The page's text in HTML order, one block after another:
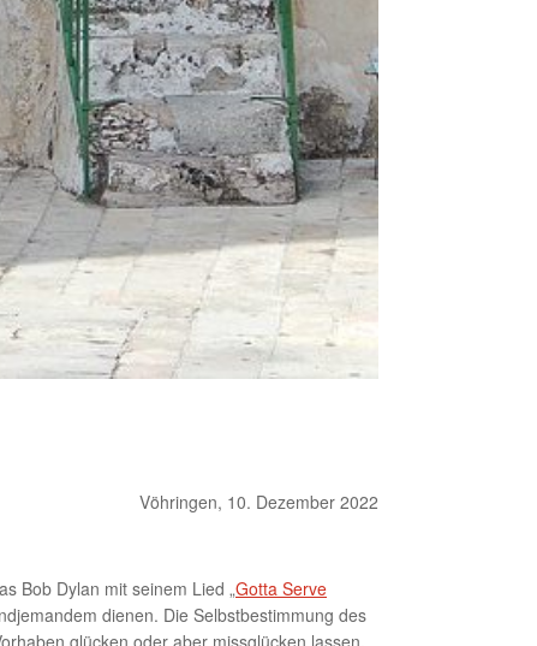
Vöhringen, 10. Dezember 2022
Bob Dylan mit seinem Lied „Gotta Serve
dienen. Die Selbstbestimmung des